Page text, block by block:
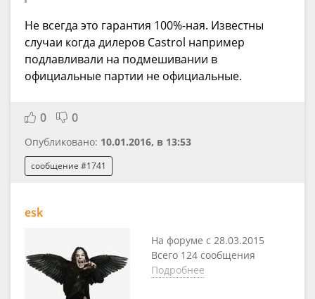
Не всегда это гарантия 100%-ная. Известны
случаи когда дилеров Castrol например
подлавливали на подмешивании в
официальные партии не официальные.
0 0
Опубликовано: 10.01.2016, в 13:53
сообщение #1741
esk
На форуме с 28.03.2015
Всего 124 сообщения
Подробнее